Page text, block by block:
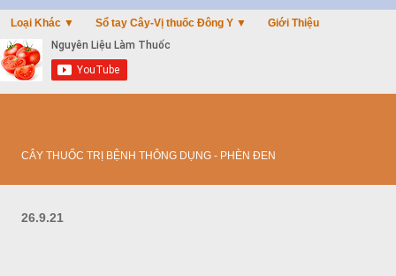
Loại Khác ▼ Sổ tay Cây-Vị thuốc Đông Y ▼ Giới Thiệu
CÂY THUỐC TRỊ BỆNH THÔNG DỤNG - PHÈN ĐEN
26.9.21